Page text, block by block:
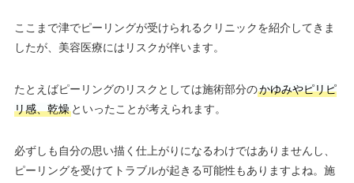
ここまで津でピーリングが受けられるクリニックを紹介してきま
したが、美容医療にはリスクが伴います。
たとえばピーリングのリスクとしては施術部分のかゆみやピリピ
リ感、乾燥といったことが考えられます。
必ずしも自分の思い描く仕上がりになるわけではありませんし、
ピーリングを受けてトラブルが起きる可能性もありますよね。施